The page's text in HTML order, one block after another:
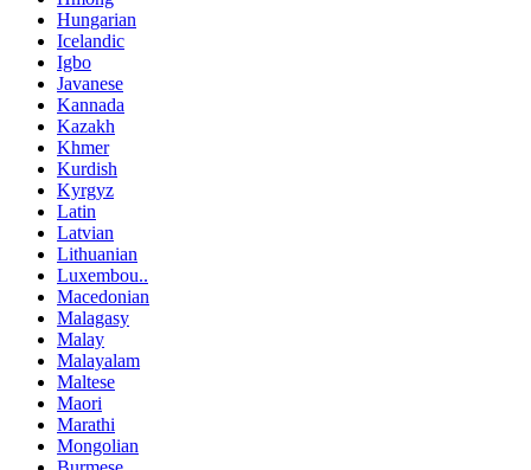
Hungarian
Icelandic
Igbo
Javanese
Kannada
Kazakh
Khmer
Kurdish
Kyrgyz
Latin
Latvian
Lithuanian
Luxembou..
Macedonian
Malagasy
Malay
Malayalam
Maltese
Maori
Marathi
Mongolian